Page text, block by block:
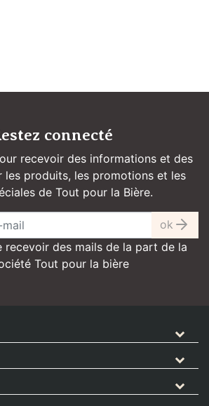
connecté
recevoir des informations et des
les produits, les promotions et les
de Tout pour la Bière.
ok
recevoir des mails de la part de la
Tout pour la bière